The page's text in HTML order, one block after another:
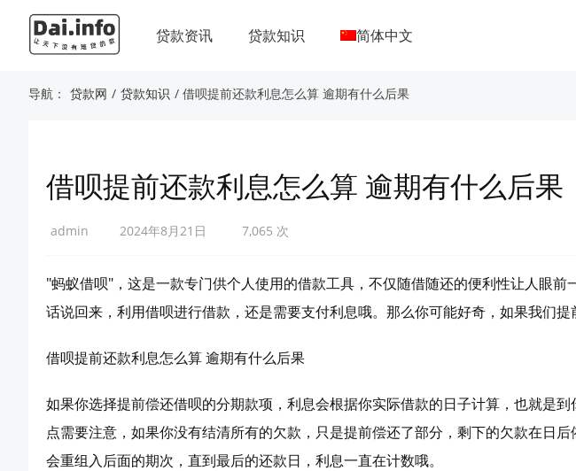
贷款资讯 贷款知识 简体中文
导航： 贷款网 / 贷款知识 / 借呗提前还款利息怎么算 逾期有什么后果
借呗提前还款利息怎么算 逾期有什么后果
admin 2024年8月21日 7,065 次
"蚂蚁借呗"，这是一款专门供个人使用的借款工具，不仅随借随还的便利性让人眼前
话说回来，利用借呗进行借款，还是需要支付利息哦。那么你可能好奇，如果我们提
借呗提前还款利息怎么算 逾期有什么后果
如果你选择提前偿还借呗的分期款项，利息会根据你实际借款的日子计算，也就是
点需要注意，如果你没有结清所有的欠款，只是提前偿还了部分，剩下的欠款在日
会重组入后面的期次，直到最后的还款日，利息一直在计数哦。